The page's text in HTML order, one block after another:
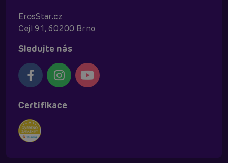
ErosStar.cz
Cejl 91, 60200 Brno
Sledujte nás
Certifikace